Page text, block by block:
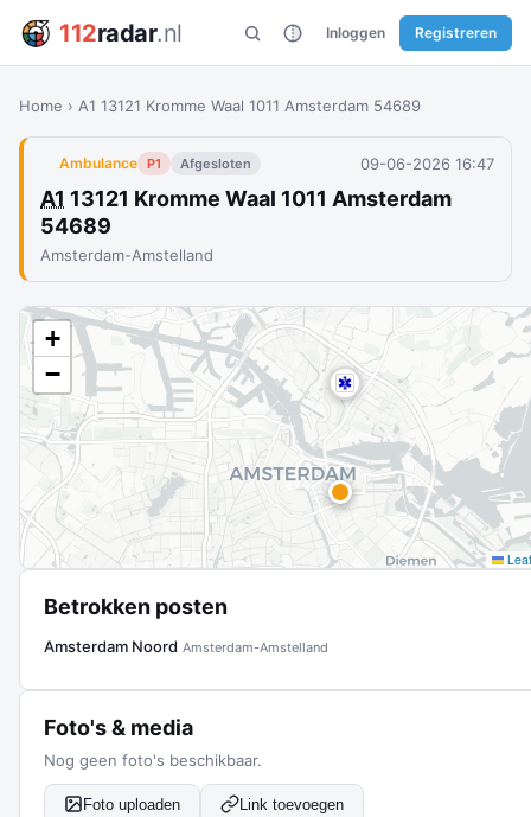
112radar.nl Inloggen Registreren
Home › A1 13121 Kromme Waal 1011 Amsterdam 54689
Ambulance P1 Afgesloten 09-06-2026 16:47
A1 13121 Kromme Waal 1011 Amsterdam
54689
Amsterdam-Amstelland
+
−
Betrokken posten
Amsterdam Noord Amsterdam-Amstelland
Foto's & media
Nog geen foto's beschikbaar.
Foto uploaden Link toevoegen